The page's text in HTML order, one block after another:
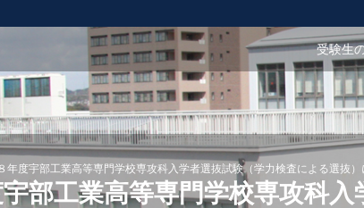
受験生
年度宇部工業高等専門学校専攻科入学者選抜試験（学力検査による選抜
部工業高等専門学校専攻科